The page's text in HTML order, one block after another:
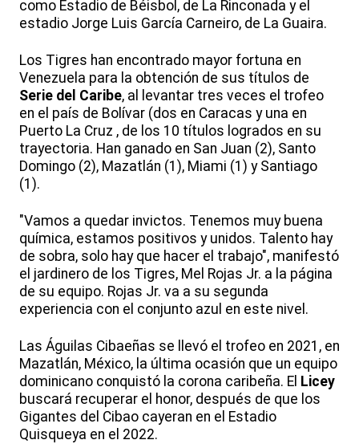
como Estadio de Béisbol, de La Rinconada y el
estadio Jorge Luis García Carneiro, de La Guaira.
Los Tigres han encontrado mayor fortuna en
Venezuela para la obtención de sus títulos de
Serie del Caribe, al levantar tres veces el trofeo
en el país de Bolívar (dos en Caracas y una en
Puerto La Cruz , de los 10 títulos logrados en su
trayectoria. Han ganado en San Juan (2), Santo
Domingo (2), Mazatlán (1), Miami (1) y Santiago
(1).
"Vamos a quedar invictos. Tenemos muy buena
química, estamos positivos y unidos. Talento hay
de sobra, solo hay que hacer el trabajo", manifestó
el jardinero de los Tigres, Mel Rojas Jr. a la página
de su equipo. Rojas Jr. va a su segunda
experiencia con el conjunto azul en este nivel.
Las Águilas Cibaeñas se llevó el trofeo en 2021, en
Mazatlán, México, la última ocasión que un equipo
dominicano conquistó la corona caribeña. El Licey
buscará recuperar el honor, después de que los
Gigantes del Cibao cayeran en el Estadio
Quisqueya en el 2022.